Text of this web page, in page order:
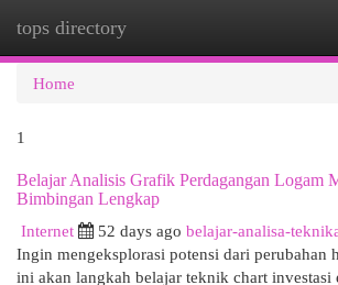
tops directory
Home
1
Belajar Analisis Grafik Perdagangan Logam
Bimbingan Lengkap
Internet
52 days ago belajar-analisa-
Ingin mengeksplorasi potensi dari perubahan
ini akan langkah belajar teknik chart investasi